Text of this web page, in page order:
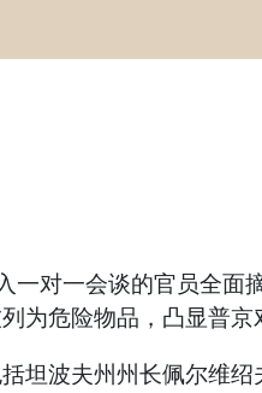
对一会谈的官员全面
为危险物品，凸显普
坦波夫州州长佩尔维